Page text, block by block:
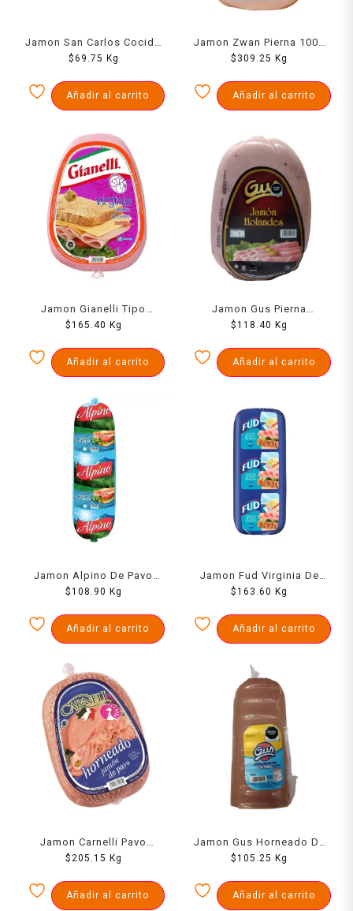
Jamon San Carlos Cocido
1000 Grs
$69.75 Kg
Añadir al carrito
Jamon Zwan Pierna 1000
Grs
$ 309.25 Kg
Añadir al carrito
Jamon Gianelli Tipo
Virginia 1000 Grs
$165.40 Kg
Añadir al carrito
Jamon Gus Pierna
Holandes Mandolina 1000
$118.40 Kg
Añadir al carrito
Jamon Alpino De Pavo
1000 Grs
$108.90 Kg
Añadir al carrito
Jamon Fud Virginia De
Pavo 1000 Grs
$163.60 Kg
Añadir al carrito
Jamon Carnelli Pavo
Horneado 1000 Grs
$ 205.15 Kg
Añadir al carrito
Jamon Gus Horneado De
Pavo Prensado 1000 Grs
$105.25 Kg
Añadir al carrito